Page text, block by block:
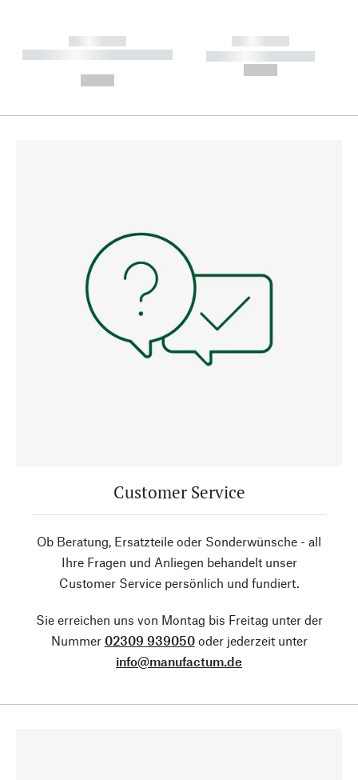
------------
----------- ----------- --------
------------
----------- -----------
Customer Service
Ob Beratung, Ersatzteile oder Sonderwünsche - all
Ihre Fragen und Anliegen behandelt unser
Customer Service persönlich und fundiert.
Sie erreichen uns von Montag bis Freitag unter der
Nummer 02309 939050oder jederzeit unter
info@manufactum.de